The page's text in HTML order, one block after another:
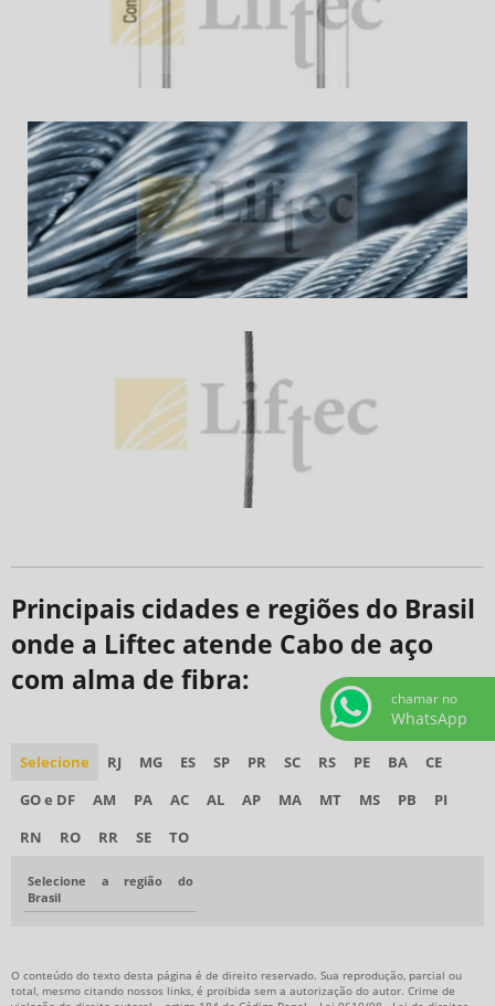
Principais cidades e regiões do Brasil
onde a Liftec atende Cabo de aço
com alma de fibra:
Selecione RJ MG ES SP PR SC RS PE BA
CE
GO e DF
AM PA AC AL AP MA MT MS PB
PI
RN
RO RR SE TO
Selecione a região do
Brasil
O conteúdo do texto desta página é de direito reservado. Sua reprodução, parcial ou
total, mesmo citando nossos links, é proibida sem a autorização do autor. Crime de
chamar no
WhatsApp